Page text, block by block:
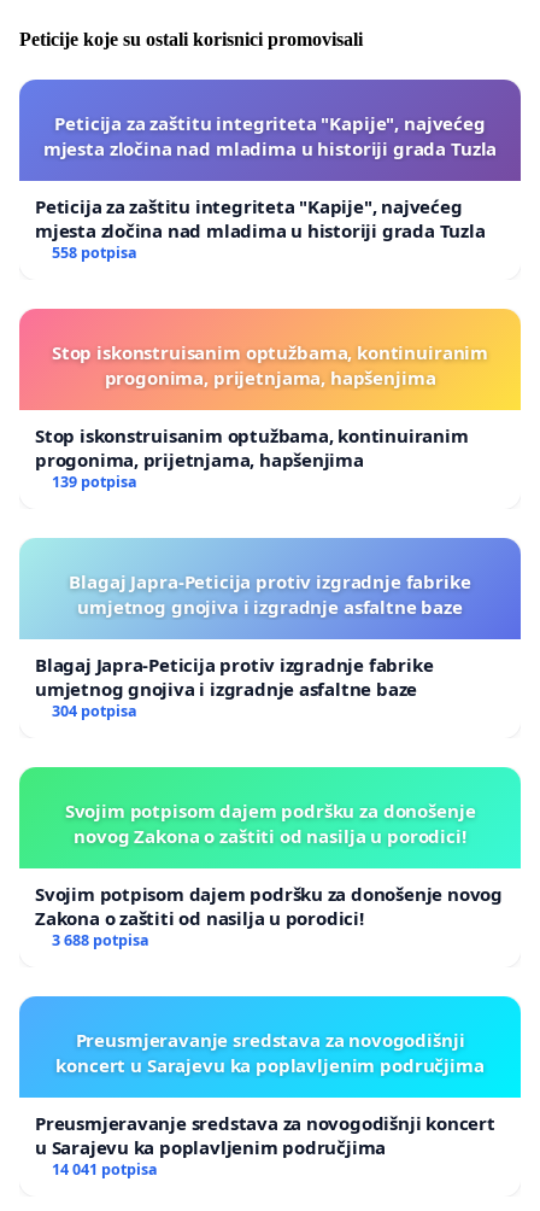
Peticije koje su ostali korisnici promovisali
Peticija za zaštitu integriteta "Kapije", najvećeg
mjesta zločina nad mladima u historiji grada Tuzla
Peticija za zaštitu integriteta "Kapije", najvećeg
mjesta zločina nad mladima u historiji grada Tuzla
558 potpisa
Stop iskonstruisanim optužbama, kontinuiranim
progonima, prijetnjama, hapšenjima
Stop iskonstruisanim optužbama, kontinuiranim
progonima, prijetnjama, hapšenjima
139 potpisa
Blagaj Japra-Peticija protiv izgradnje fabrike
umjetnog gnojiva i izgradnje asfaltne baze
Blagaj Japra-Peticija protiv izgradnje fabrike
umjetnog gnojiva i izgradnje asfaltne baze
304 potpisa
Svojim potpisom dajem podršku za donošenje
novog Zakona o zaštiti od nasilja u porodici!
Svojim potpisom dajem podršku za donošenje novog
Zakona o zaštiti od nasilja u porodici!
3 688 potpisa
Preusmjeravanje sredstava za novogodišnji
koncert u Sarajevu ka poplavljenim područjima
Preusmjeravanje sredstava za novogodišnji koncert
u Sarajevu ka poplavljenim područjima
14 041 potpisa